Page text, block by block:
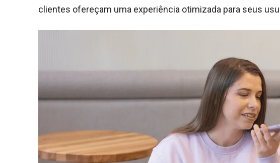
clientes ofereçam uma experiência otimizada para seus